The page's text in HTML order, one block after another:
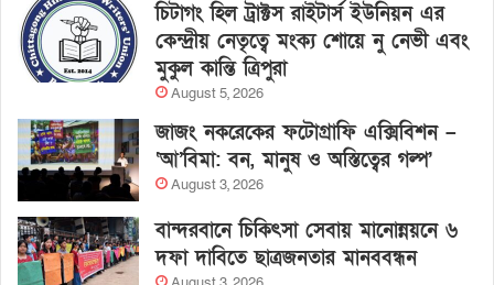
চিটাগং হিল ট্রাক্টস রাইটার্স ইউনিয়ন এর
কেন্দ্রীয় নেতৃত্বে মংক্য শোয়ে নু নেভী এবং
মুকুল কান্তি ত্রিপুরা
August 5, 2026
জাজং নকরেকের ফটোগ্রাফি এক্সিবিশন –
‘আ’বিমা: বন, মানুষ ও অস্তিত্বের গল্প’
August 3, 2026
বান্দরবানে চিকিৎসা সেবায় মানোন্নয়নে ৬
দফা দাবিতে ছাত্রজনতার মানববন্ধন